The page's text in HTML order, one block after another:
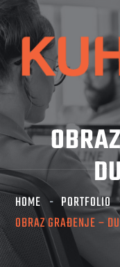
HOME PORTFOLIO
OBRAZ GRAĐENJE –